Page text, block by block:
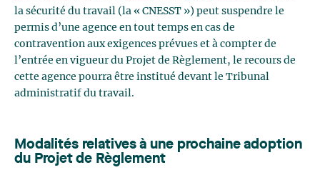
la sécurité du travail (la « CNESST ») peut suspendre le
permis d’une agence en tout temps en cas de
contravention aux exigences prévues et à compter de
l’entrée en vigueur du Projet de Règlement, le recours de
cette agence pourra être institué devant le Tribunal
administratif du travail.
Modalités relatives à une prochaine adoption
du Projet de Règlement